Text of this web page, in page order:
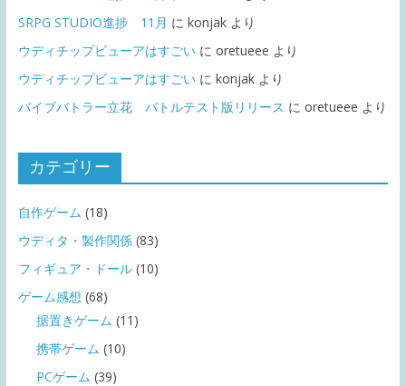
SRPG STUDIO進捗 11月 に konjakより
ウディチップビューアはすごいに oretueee より
ウディチップビューアはすごいに konjakより
バイブバトラー立花 バトルテスト版リリース に oretueee より
カテゴリー
自作ゲーム (18)
ウディタ・製作関係(83)
フィギュア・ドール(10)
ゲーム感想 (68)
据置きゲーム (11)
携帯ゲーム (10)
PCゲーム (39)